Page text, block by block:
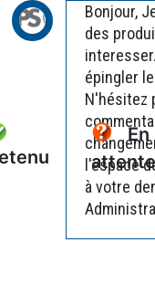
En
attente
Bonjour,
des
épingler
N'hésitez
l'espace
à votre